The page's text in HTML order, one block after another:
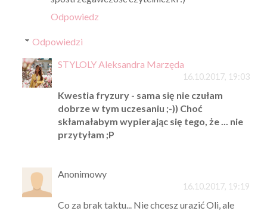
Odpowiedz
Odpowiedzi
STYLOLY Aleksandra Marzęda
16.10.2017, 19:03
Kwestia fryzury - sama się nie czułam
dobrze w tym uczesaniu ;-)) Choć
skłamałabym wypierając się tego, że ... nie
przytyłam ;P
Anonimowy
16.10.2017, 19:19
Co za brak taktu... Nie chcesz urazić Oli, ale